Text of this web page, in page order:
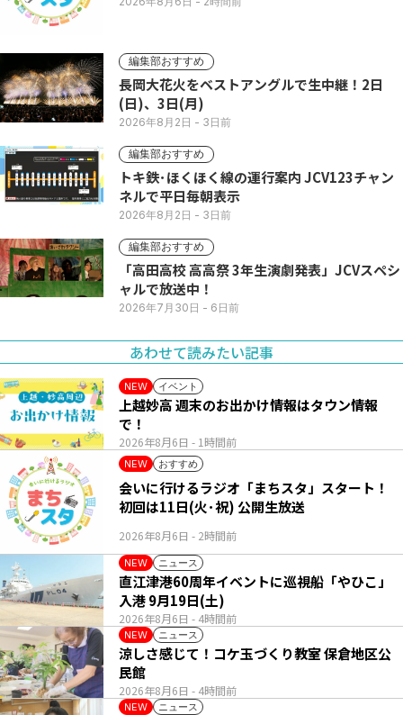
編集部おすすめ
長岡大花火をベストアングルで生中継！2日
(日)、3日(月)
2026年8月2日 - 3日前
編集部おすすめ
トキ鉄･ほくほく線の運行案内 JCV123チャン
ネルで平日毎朝表示
2026年8月2日 - 3日前
編集部おすすめ
「高田高校 高高祭 3年生演劇発表」JCVスペシ
ャルで放送中！
2026年7月30日 - 6日前
あわせて読みたい記事
NEW イベント
2026年8月6日 - 1時間前
上越妙高 週末のお出かけ情報はタウン情報
で！
NEW おすすめ
2026年8月6日 - 2時間前
会いに行けるラジオ「まちスタ」スタート！
初回は11日(火･祝) 公開生放送
NEW ニュース
2026年8月6日 - 4時間前
直江津港60周年イベントに巡視船「やひこ」
入港 9月19日(土)
NEW ニュース
2026年8月6日 - 4時間前
涼しさ感じて！コケ玉づくり教室 保倉地区公
民館
NEW ニュース